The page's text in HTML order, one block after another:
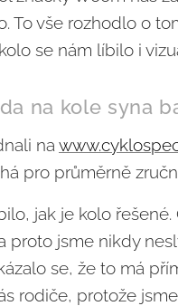
To vše rozhodlo o
se nám líbilo i
na kole syna
na
pro průměrně
jak je kolo
proto jsme nikdy
se, že to má
rodiče, protože